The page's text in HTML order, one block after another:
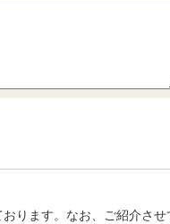
ります。なお、ご紹介させ